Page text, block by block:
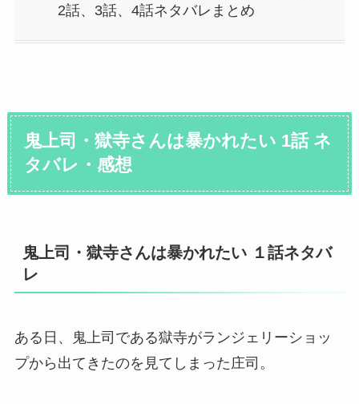
2話、3話、4話ネタバレまとめ
鬼上司・獄寺さんは暴かれたい 1話 ネ
タバレ・感想
鬼上司・獄寺さんは暴かれたい １話ネタバ
レ
ある日、鬼上司である獄寺がランジェリーショッ
プから出てきたのを見てしまった庄司。